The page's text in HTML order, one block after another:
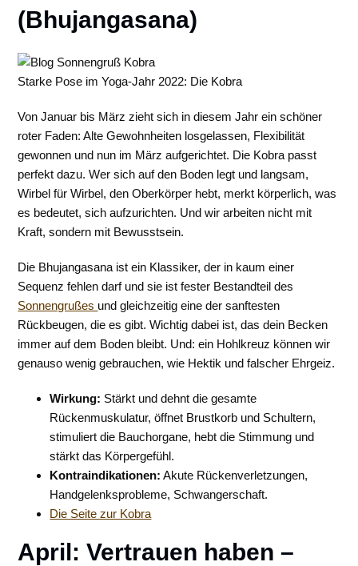
(Bhujangasana)
Starke Pose im Yoga-Jahr 2022: Die Kobra
Von Januar bis März zieht sich in diesem Jahr ein schöner
roter Faden: Alte Gewohnheiten losgelassen, Flexibilität
gewonnen und nun im März aufgerichtet. Die Kobra passt
perfekt dazu. Wer sich auf den Boden legt und langsam,
Wirbel für Wirbel, den Oberkörper hebt, merkt körperlich, was
es bedeutet, sich aufzurichten. Und wir arbeiten nicht mit
Kraft, sondern mit Bewusstsein.
Die Bhujangasana ist ein Klassiker, der in kaum einer
Sequenz fehlen darf und sie ist fester Bestandteil des
Sonnengrußes und gleichzeitig eine der sanftesten
Rückbeugen, die es gibt. Wichtig dabei ist, das dein Becken
immer auf dem Boden bleibt. Und: ein Hohlkreuz können wir
genauso wenig gebrauchen, wie Hektik und falscher Ehrgeiz.
Wirkung: Stärkt und dehnt die gesamte
Rückenmuskulatur, öffnet Brustkorb und Schultern,
stimuliert die Bauchorgane, hebt die Stimmung und
stärkt das Körpergefühl.
Kontraindikationen: Akute Rückenverletzungen,
Handgelenksprobleme, Schwangerschaft.
Die Seite zur Kobra
April: Vertrauen haben –